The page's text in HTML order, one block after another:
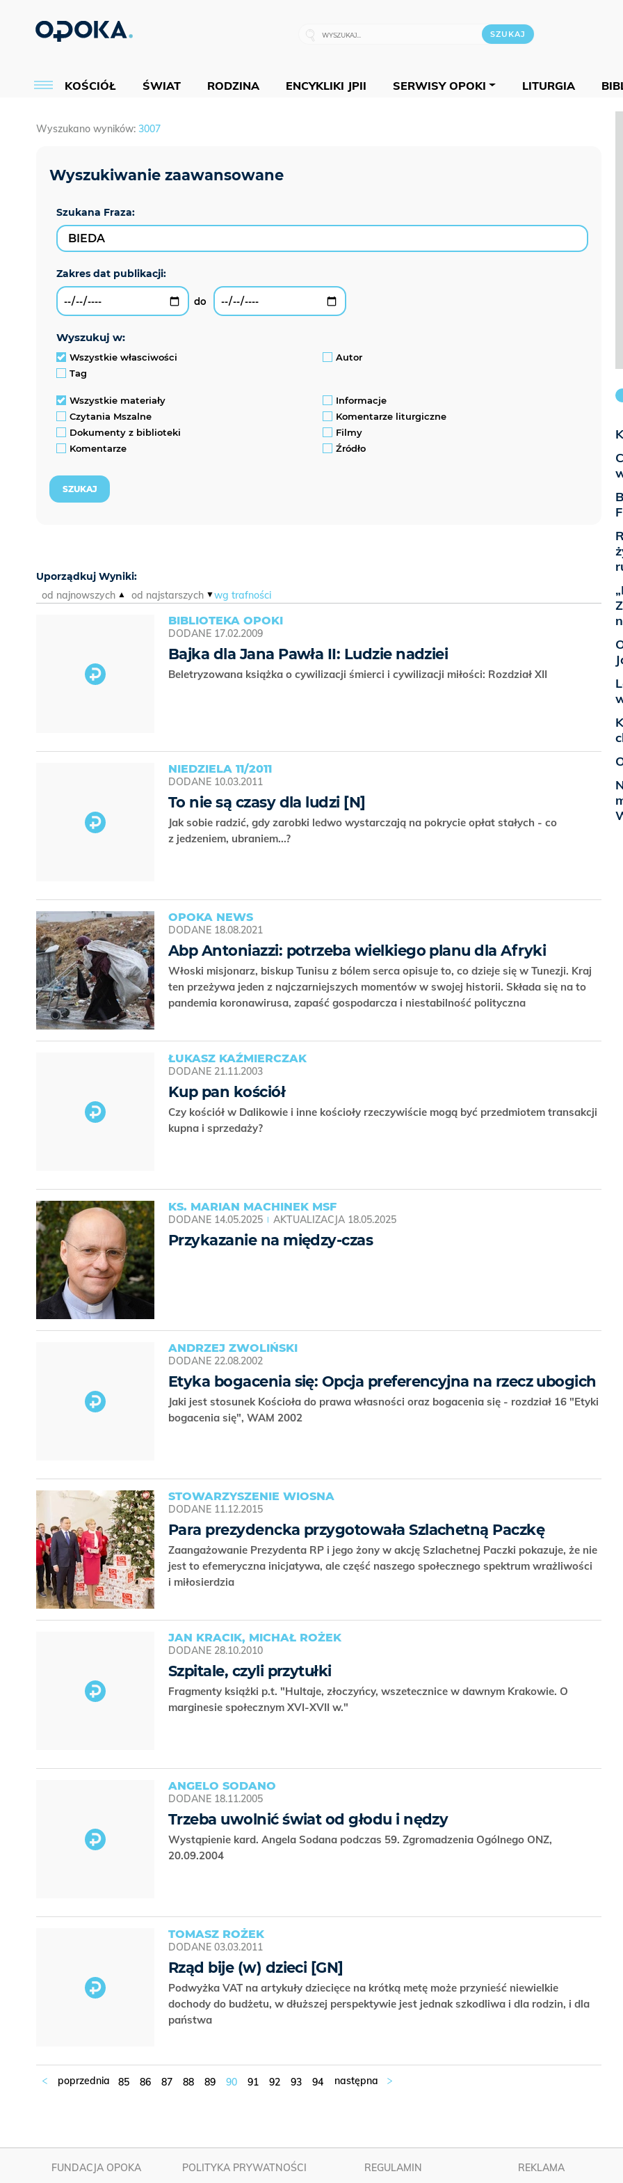
KOŚCIÓŁ ŚWIAT RODZINA ENCYKLIKI JPII SERWISY OPOKI LITURGIA
Wyszukano wyników: 3007
Szukana Fraza:
wyszukuj w:
Wszystkie własciwości
Autor
Tag
Wszystkie materiały
Informacje
Czytania Mszalne
Komentarze liturgiczne
Dokumenty z biblioteki
Filmy
Komentarze
Źródło
Uporządkuj Wyniki:
od najnowszych
od najstarszych wg trafności
BIBLIOTEKA OPOKI
DODANE 17.02.2009
Bajka dla Jana Pawła II: Ludzie nadziei
Beletryzowana książka o cywilizacji śmierci i cywilizacji miłości: Rozdział XII
NIEDZIELA 11/2011
DODANE 10.03.2011
To nie są czasy dla ludzi [N]
Jak sobie radzić, gdy zarobki ledwo wystarczają na pokrycie opłat stałych - co
z jedzeniem, ubraniem...?
OPOKA NEWS
DODANE 18.08.2021
Abp Antoniazzi: potrzeba wielkiego planu dla Afryki
Włoski misjonarz, biskup Tunisu z bólem serca opisuje to, co dzieje się w Tunezji. Kraj
ten przeżywa jeden z najczarniejszych momentów w swojej historii. Składa się na to
pandemia koronawirusa, zapaść gospodarcza i niestabilność polityczna
ŁUKASZ KAŹMIERCZAK
DODANE 21.11.2003
Kup pan kościół
Czy kościół w Dalikowie i inne kościoły rzeczywiście mogą być przedmiotem transakcji
kupna i sprzedaży?
KS. MARIAN MACHINEK MSF
DODANE 14.05.2025 AKTUALIZACJA 18.05.2025
Przykazanie na między-czas
ANDRZEJ ZWOLIŃSKI
DODANE 22.08.2002
Etyka bogacenia się: Opcja preferencyjna na rzecz ubogich
Jaki jest stosunek Kościoła do prawa własności oraz bogacenia się - rozdział 16 "Etyki
bogacenia się", WAM 2002
STOWARZYSZENIE WIOSNA
DODANE 11.12.2015
Para prezydencka przygotowała Szlachetną Paczkę
Zaangażowanie Prezydenta RP i jego żony w akcję Szlachetnej Paczki pokazuje, że nie
jest to efemeryczna inicjatywa, ale część naszego społecznego spektrum wrażliwości
i miłosierdzia
JAN KRACIK, MICHAŁ ROŻEK
DODANE 28.10.2010
Szpitale, czyli przytułki
Fragmenty książki p.t. "Hultaje, złoczyńcy, wszetecznice w dawnym Krakowie. O
marginesie społecznym XVI-XVII w."
ANGELO SODANO
DODANE 18.11.2005
Trzeba uwolnić świat od głodu i nędzy
Wystąpienie kard. Angela Sodana podczas 59. Zgromadzenia Ogólnego ONZ,
20.09.2004
TOMASZ ROŻEK
DODANE 03.03.2011
Rząd bije (w) dzieci [GN]
Podwyżka VAT na artykuły dziecięce na krótką metę może przynieść niewielkie
dochody do budżetu, w dłuższej perspektywie jest jednak szkodliwa i dla rodzin, i dla
państwa
85 86 87 88 89 90 91 92 93 94
FUNDACJA OPOKA POLITYKA PRYWATNOŚCI REGULAMIN REKLAMA